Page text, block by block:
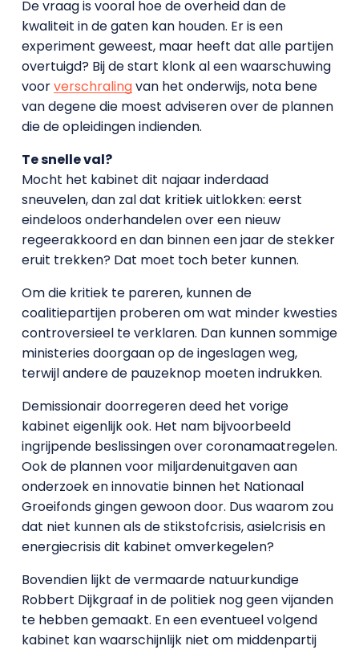
De vraag is vooral hoe de overheid dan de
kwaliteit in de gaten kan houden. Er is een
experiment geweest, maar heeft dat alle partijen
overtuigd? Bij de start klonk al een waarschuwing
voorverschralingvan het onderwijs, nota bene
van degene die moest adviseren over de plannen
die de opleidingen indienden.
Te snelle val?
Mocht het kabinet dit najaar inderdaad
sneuvelen, dan zal dat kritiek uitlokken: eerst
eindeloos onderhandelen over een nieuw
regeerakkoord en dan binnen een jaar de stekker
eruit trekken? Dat moet toch beter kunnen.
Om die kritiek te pareren, kunnen de
coalitiepartijen proberen om wat minder kwesties
controversieel te verklaren. Dan kunnen sommige
ministeries doorgaan op de ingeslagen weg,
terwijl andere de pauzeknop moeten indrukken.
Demissionair doorregeren deed het vorige
kabinet eigenlijk ook. Het nam bijvoorbeeld
ingrijpende beslissingen over coronamaatregelen.
Ook de plannen voor miljardenuitgaven aan
onderzoek en innovatie binnen het Nationaal
Groeifonds gingen gewoon door. Dus waarom zou
dat niet kunnen als de stikstofcrisis, asielcrisis en
energiecrisis dit kabinet omverkegelen?
Bovendien lijkt de vermaarde natuurkundige
Robbert Dijkgraaf in de politiek nog geen vijanden
te hebben gemaakt. En een eventueel volgend
kabinet kan waarschijnlijk niet om middenpartij